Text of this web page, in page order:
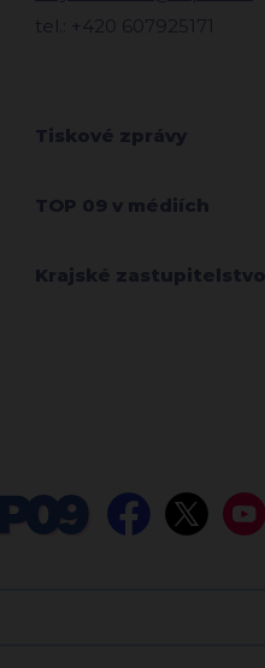
tel.: +420 607925171
Tiskové zprávy
TOP 09 v médiích
Krajské zastupitelstvo